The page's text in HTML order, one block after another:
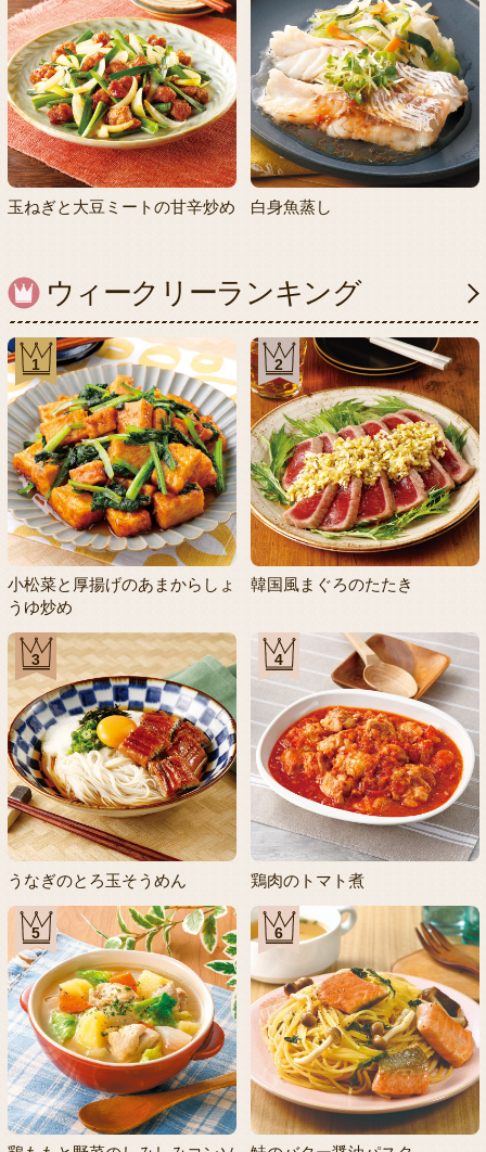
玉ねぎと大豆ミートの甘辛炒め 白身魚蒸し
ウィークリーランキング
1
小松菜と厚揚げのあまからしょ
うゆ炒め
2
韓国風まぐろのたたき
3
うなぎのとろ玉そうめん
4
鶏肉のトマト煮
5 6